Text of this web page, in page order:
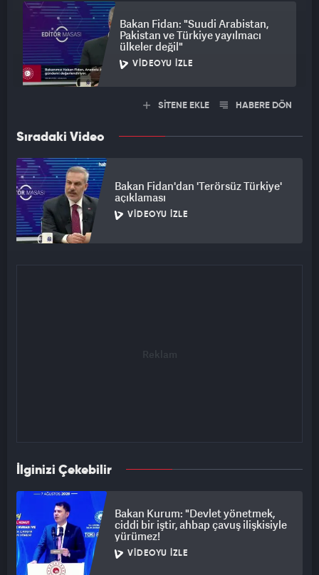
Bakan Fidan: "Suudi Arabistan,
Pakistan ve Türkiye yayılmacı
ülkeler değil"
VIDEOYU İZLE
SİTENE EKLE HABERE DÖN
Sıradaki Video
Bakan Fidan'dan 'Terörsüz Türkiye'
açıklaması
VIDEOYU İZLE
İlginizi Çekebilir
Bakan Kurum: "Devlet yönetmek,
ciddi bir iştir, ahbap çavuş ilişkisiyle
yürümez!
VIDEOYU İZLE